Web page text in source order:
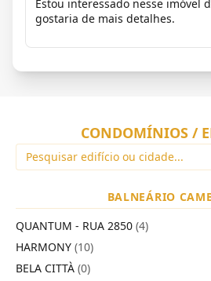
CONDOMÍNIOS /
BALNEÁRIO
QUANTUM - RUA 2850 (4)
HARMONY (10)
BELA CITTÀ (0)